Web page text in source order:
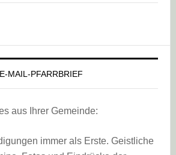
E-MAIL-PFARRBRIEF
aus Ihrer Gemeinde:
immer als Erste. Geistliche